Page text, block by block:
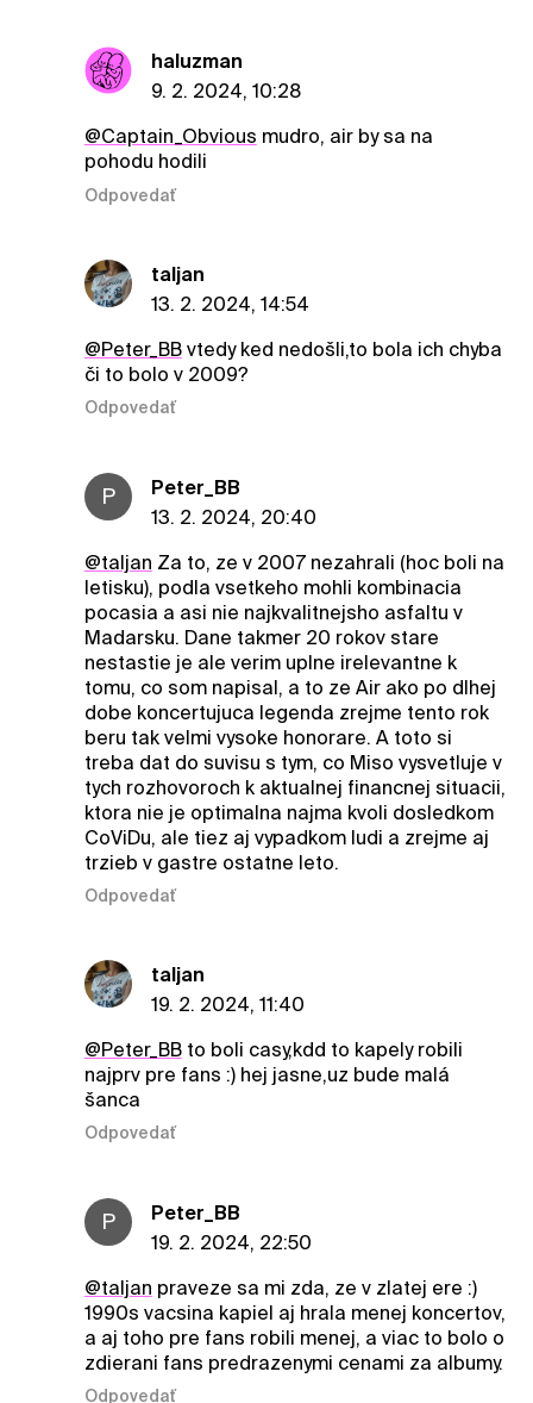
haluzman
9. 2. 2024, 10:28
@Captain_Obvious mudro, air by sa na
pohodu hodili
Odpovedať
taljan
13. 2. 2024, 14:54
@Peter_BBvtedy ked nedošli,to bola ich chyba
či to bolo v 2009?
Odpovedať
P
Peter_BB
13. 2. 2024, 20:40
@taljan Za to, ze v 2007 nezahrali (hoc boli na
letisku), podla vsetkeho mohli kombinacia
pocasia a asi nie najkvalitnejsho asfaltu v
Madarsku. Dane takmer 20 rokov stare
nestastie je ale verim uplne irelevantne k
tomu, co som napisal, a to ze Air ako po dlhej
dobe koncertujuca legenda zrejme tento rok
beru tak velmi vysoke honorare. A toto si
treba dat do suvisu s tym, co Miso vysvetluje v
tych rozhovoroch k aktualnej financnej situacii,
ktora nie je optimalna najma kvoli dosledkom
CoViDu, ale tiez aj vypadkom ludi a zrejme aj
trzieb v gastre ostatne leto.
Odpovedať
taljan
19. 2. 2024, 11:40
@Peter_BBto boli casy,kdd to kapely robili
najprv pre fans :) hej jasne,uz bude malá
šanca
Odpovedať
P
Peter_BB
19. 2. 2024, 22:50
@taljan praveze sa mi zda, ze v zlatej ere :)
1990s vacsina kapiel aj hrala menej koncertov,
a aj toho pre fans robili menej, a viac to bolo o
zdierani fans predrazenymi cenami za albumy.
Odpovedať